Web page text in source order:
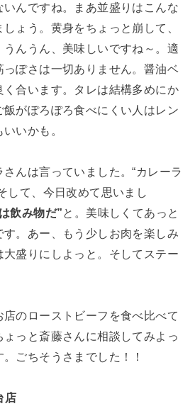
んですね。まあ並盛りはこんな
ょう。黄身をちょっと崩して、
んうん、美味しいですね～。適
っぽさは一切ありません。醤油ベ
合います。タレは結構多めにか
がぽろぽろ食べにくい人はレン
いかも。
んは言っていました。“カレーラ
して、今日改めて思いまし
飲み物だ”と。美味しくてあっと
。あー、もう少しお肉を楽しみ
盛りにしよっと。そしてステー
のローストビーフを食べ比べて
っと斎藤さんに相談してみよっ
ごちそうさまでした！！
店